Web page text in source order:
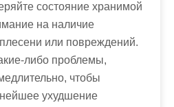
состояние хранимой
на наличие
или повреждений.
либо проблемы,
чтобы
ухудшение